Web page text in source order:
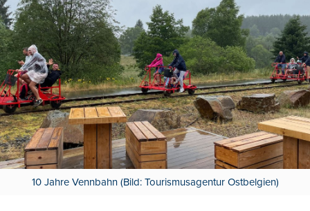
10 Jahre Vennbahn (Bild: Tourismusagentur Ostbelgien)